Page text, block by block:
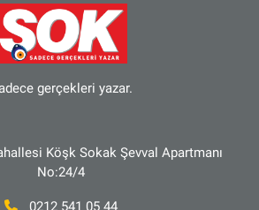
gerçekleri yazar.
Köşk Sokak Şevval Apartmanı
No:24/4
0212 541 05 44